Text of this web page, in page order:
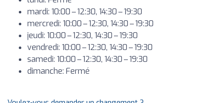
mardi: 10:00 – 12:30, 14:30 – 19:30
mercredi: 10:00 – 12:30, 14:30 – 19:30
jeudi: 10:00 – 12:30, 14:30 – 19:30
vendredi: 10:00 – 12:30, 14:30 – 19:30
samedi: 10:00 – 12:30, 14:30 – 19:30
dimanche: Fermé